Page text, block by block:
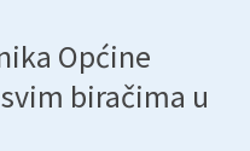
Općine
biračima u